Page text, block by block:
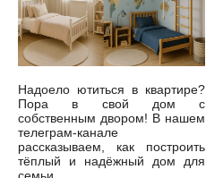
Надоело ютиться в квартире?
Пора в свой дом с
собственным двором! В нашем
телеграм-канале
рассказываем, как построить
тёплый и надёжный дом для
семьи.